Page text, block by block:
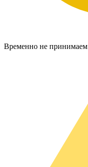
Временно не принимаем